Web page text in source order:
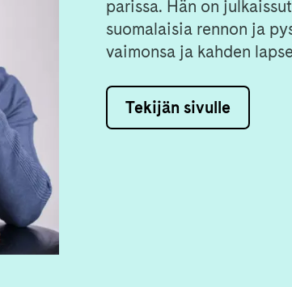
parissa. Hän on
suomalaisia rennon ja
vaimonsa ja kahden
Tekijän sivulle